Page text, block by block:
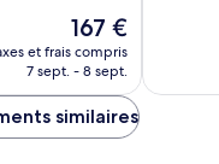
Le
nouveau
prix
de
167 €
et frais compris
7 sept. - 8 sept.
similaires